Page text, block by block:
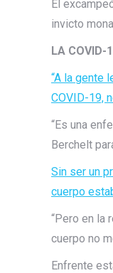
El
invicto
LA COVID-
“A la gente
COVID-19,
“Es una
Berchelt
Sin ser un
cuerpo
“Pero en la
cuerpo no
Enfrente